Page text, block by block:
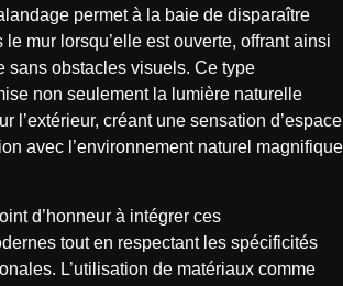
permet à la baie de disparaître
mur lorsqu’elle est ouverte, offrant ainsi
sans obstacles visuels. Ce type
non seulement la lumière naturelle
l’extérieur, créant une sensation d’espace
avec l’environnement naturel magnifique
d’honneur à intégrer ces
tout en respectant les spécificités
L’utilisation de matériaux comme